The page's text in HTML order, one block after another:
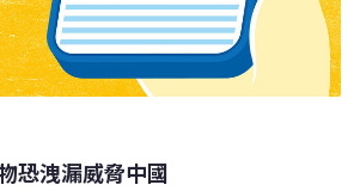
恐洩漏威脅中國